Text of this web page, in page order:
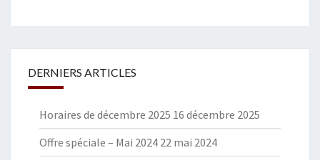
DERNIERS ARTICLES
Horaires de décembre 2025 16 décembre 2025
Offre spéciale – Mai 2024 22 mai 2024